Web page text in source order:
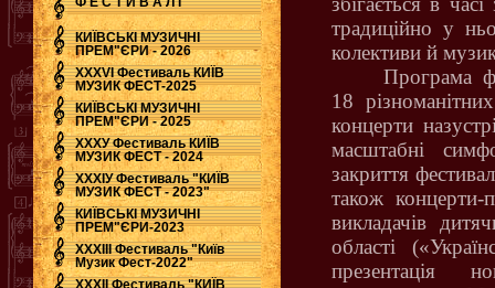
КИЇВСЬКІ МУЗИЧНІ
ПРЕМ"ЄРИ - 2026
ХХХVI Фестиваль КИЇВ
МУЗИК ФЕСТ-2025
КИЇВСЬКІ МУЗИЧНІ
ПРЕМ"ЄРИ - 2025
ХХХУ Фестиваль КИЇВ
МУЗИК ФЕСТ - 2024
ХХХІУ Фестиваль "КИЇВ
МУЗИК ФЕСТ - 2023"
КИЇВСЬКІ МУЗИЧНІ
ПРЕМ"ЄРИ-2023
ХХХІІІ Фестиваль "Київ
Музик Фест-2022"
ХХХІІ Фестиваль "КИЇВ
традиційно у
колективи й
Програма
18
концерти
масштабні
закриття
також концерти-
викладачів
області
презентація